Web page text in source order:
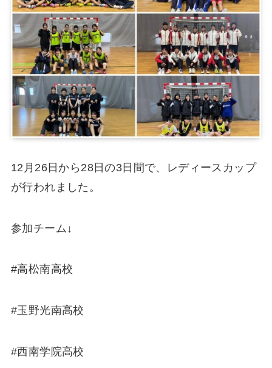
12月26日から28日の3日間で、レディースカップ
が行われました。
参加チーム↓
#高松南高校
#玉野光南高校
#西南学院高校